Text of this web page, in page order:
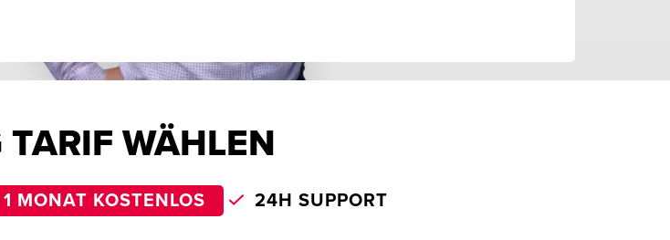
WÄHLEN
1 MONAT KOSTENLOS 24H SUPPORT